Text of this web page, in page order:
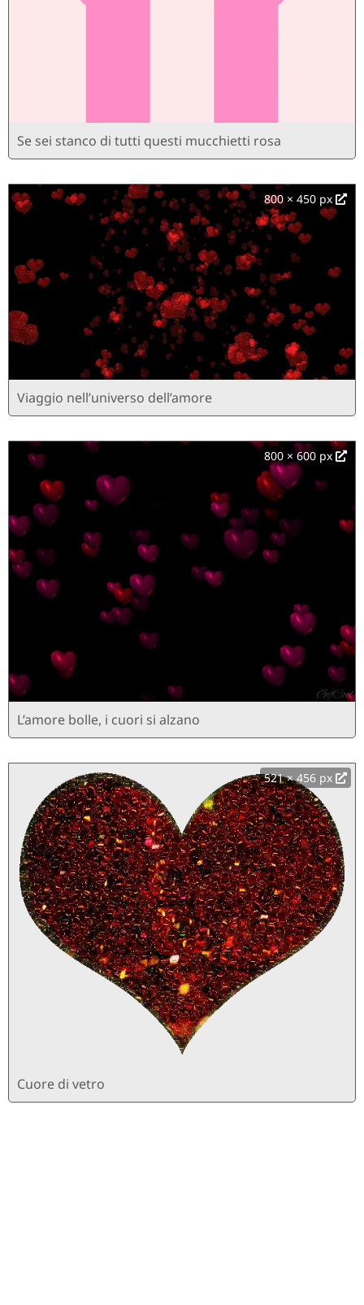
Se sei stanco di tutti questi mucchietti rosa
800 × 450 px
Viaggio nell’universo dell’amore
800 × 600 px
L’amore bolle, i cuori si alzano
521 × 456 px
Cuore di vetro